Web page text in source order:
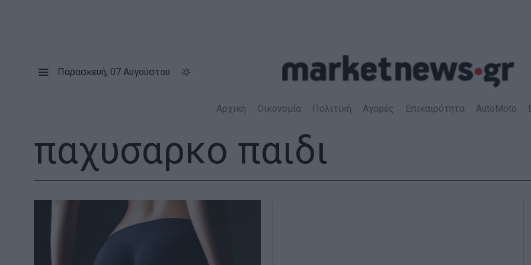
Παρασκευή, 07 Αυγούστου
Αρχική Οικονομία Πολιτική Αγορές Επικαιρότητα AutoMoto
παχυσαρκο παιδι